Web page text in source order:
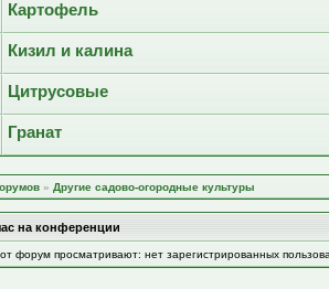
Картофель
Кизил и калина
Цитрусовые
Гранат
» Другие садово-огородные культуры
на конференции
форум просматривают: нет зарегистрированных